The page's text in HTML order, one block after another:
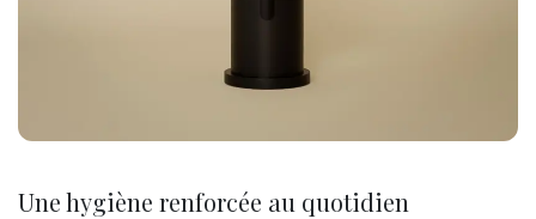
Une hygiène renforcée au quotidien